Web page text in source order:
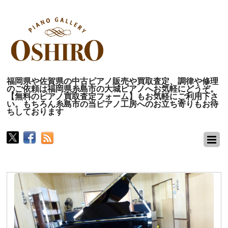
福岡県や佐賀県の中古ピアノ販売や買取査定、調律や修理
のご依頼は福岡県糸島市の大城ピアノへお気軽にどうぞ。
【無料のピアノ買取査定フォーム】もお気軽にご利用下さ
い。もちろん糸島市の当ピアノ工房へのお立ち寄りもお待
ちしております